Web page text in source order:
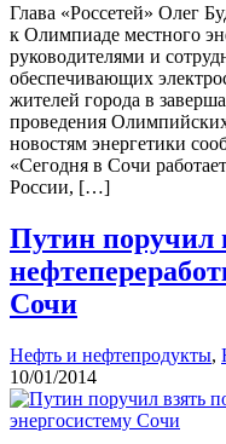
Глава «Россетей» Олег
к Олимпиаде местного
руководителями и
обеспечивающих
жителей города в
проведения
новостям энергетики
«Сегодня в Сочи
России, […]
Путин поручил
Сочи
Нефть и нефтепродукты,
10/01/2014